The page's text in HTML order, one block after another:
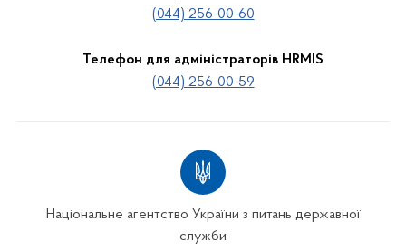
(044) 256-00-60
Телефон для адміністраторів HRMIS
(044) 256-00-59
Національне агентство України з питань державної
служби